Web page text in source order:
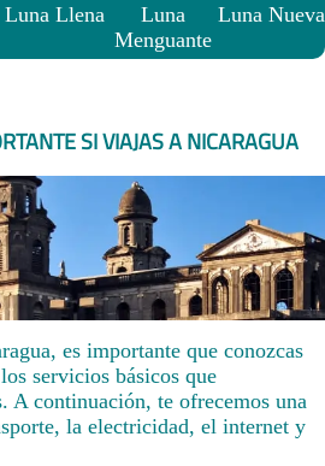
Luna Llena
Luna
Menguante
Luna Nueva
SI VIAJAS A NICARAGUA
es importante que conozcas
servicios básicos que
A continuación, te ofrecemos una
la electricidad, el internet y